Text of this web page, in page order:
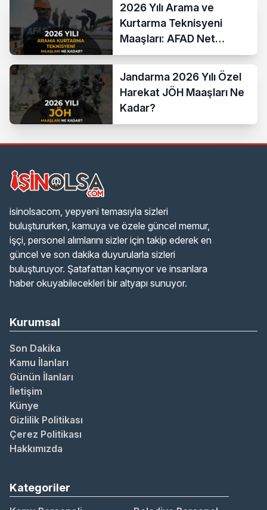
2026 Yılı Arama ve
Kurtarma Teknisyeni
Maaşları: AFAD Net
Bordro Tablosu
Jandarma 2026 Yılı Özel
Harekat JÖH Maaşları Ne
Kadar?
isinolsacom, yepyeni temasıyla sizleri
buluştururken, kamuya ve özele güncel memur,
işçi, personel alımlarını sizler için takip ederek en
güncel ve son dakika duyurularla sizleri
buluşturuyor. Şatafattan kaçınıyor ve insanlara
haber okuyabilecekleri bir altyapı sunuyor.
Kurumsal
Son Dakika
Kamu İlanları
Günün İlanları
İletişim
Künye
Gizlilik Politikası
Çerez Politikası
Hakkımızda
Kategoriler